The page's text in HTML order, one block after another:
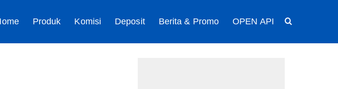
Produk Komisi Deposit Berita & Promo OPEN API